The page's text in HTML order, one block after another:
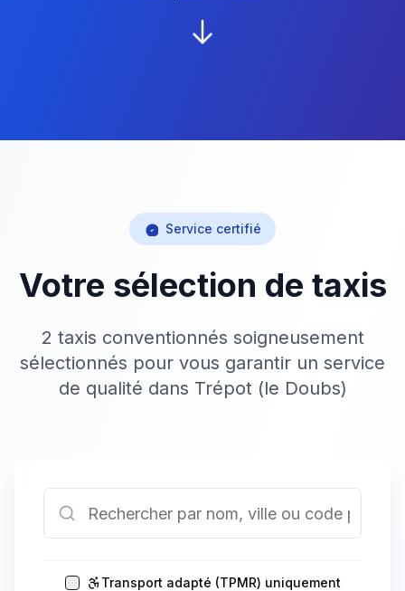
Service certifié
Votre sélection de taxis
2 taxis conventionnés soigneusement
sélectionnés pour vous garantir un service
de qualité dans Trépot (le Doubs)
Transport adapté (TPMR) uniquement